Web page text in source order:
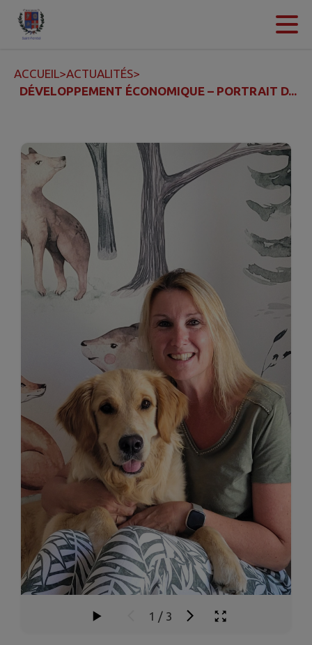
Contenu
ACCUEIL>ACTUALITÉS>
DÉVELOPPEMENT ÉCONOMIQUE – PORTRAIT D...
1 / 3